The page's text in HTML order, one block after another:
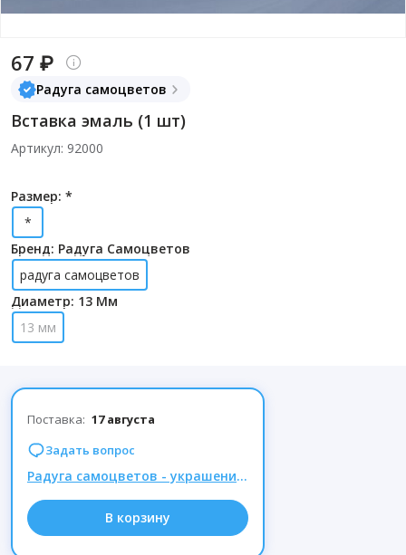
67 ₽
Радуга самоцветов
Вставка эмаль (1 шт)
Артикул: 92000
Размер: *
*
Бренд: Радуга Самоцветов
радуга самоцветов
Диаметр: 13 Мм
13 мм
Поставка: 17 августа
Задать вопрос
Радуга самоцветов - украшения из натуральных камней, Комиссия 15% при заказе от 1000р.
В корзину